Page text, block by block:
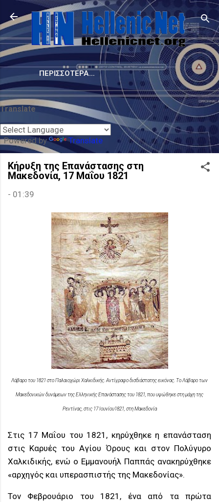
Μετάβαση στο κύριο περιεχόμενο
ΠΕΡΙΣΣΌΤΕΡΑ…
Translate
Powered by Translate
Κήρυξη της Επανάστασης στη
Μακεδονία, 17 Μαΐου 1821
- 01:39
Λάβαρο του 1821 στο Παλαιοχώρι Χαλκιδικής. Αντίγραφο δισδιάστατης εικόνας. Το Λάβαρο των
Μακεδονικών δυνάμεων της Ελληνικής Επανάστασης του 1821, που υψώθηκε στη μάχη της
Ρεντίνας, στις 17 Ιουνίου1821, στη Μακεδονία
Στις 17 Μαΐου του 1821, κηρύχθηκε η επανάσταση
στις Καρυές του Αγίου Όρους και στον Πολύγυρο
Χαλκιδικής, ενώ ο Εμμανουήλ Παππάς ανακηρύχθηκε
«αρχηγός και υπερασπιστής της Μακεδονίας».
Τον Φεβρουάριο του 1821, ένα από τα πρώτα